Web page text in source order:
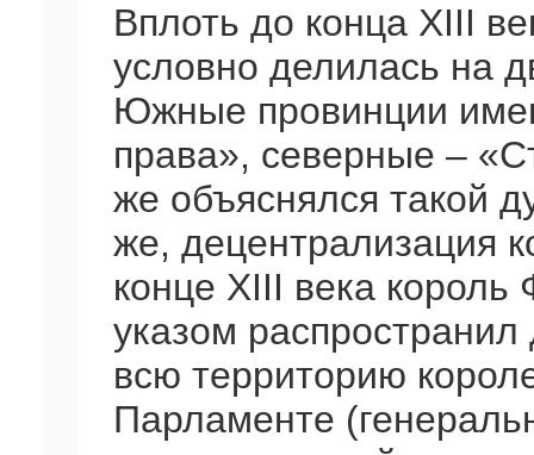
Вплоть до конца XIII
условно делилась на
Южные провинции
права», северные –
же объяснялся такой
же, децентрализация
конце XIII века
указом
всю территорию
Парламенте